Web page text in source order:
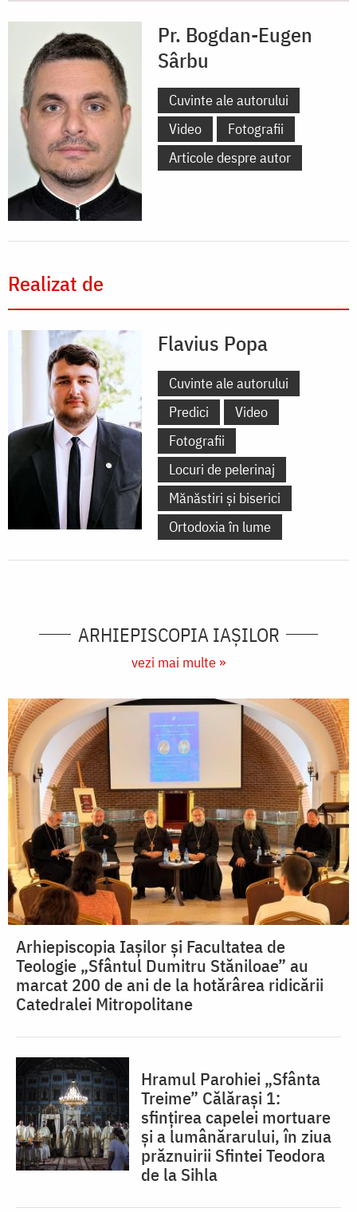
Pr. Bogdan-Eugen
Sârbu
Cuvinte ale autorului
Video
Fotografii
Articole despre autor
Realizat de
Flavius Popa
Cuvinte ale autorului
Predici
Video
Fotografii
Locuri de pelerinaj
Mănăstiri și biserici
Ortodoxia în lume
ARHIEPISCOPIA IAŞILOR
vezi mai multe »
Arhiepiscopia Iașilor și Facultatea de
Teologie „Sfântul Dumitru Stăniloae” au
marcat 200 de ani de la hotărârea ridicării
Catedralei Mitropolitane
Hramul Parohiei „Sfânta
Treime” Călărași 1:
sfințirea capelei mortuare
și a lumânărarului, în ziua
prăznuirii Sfintei Teodora
de la Sihla